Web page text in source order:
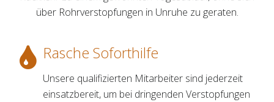
über Rohrverstopfungen in Unruhe zu geraten.
Rasche Soforthilfe
Unsere qualifizierten Mitarbeiter sind jederzeit
einsatzbereit, um bei dringenden Verstopfungen